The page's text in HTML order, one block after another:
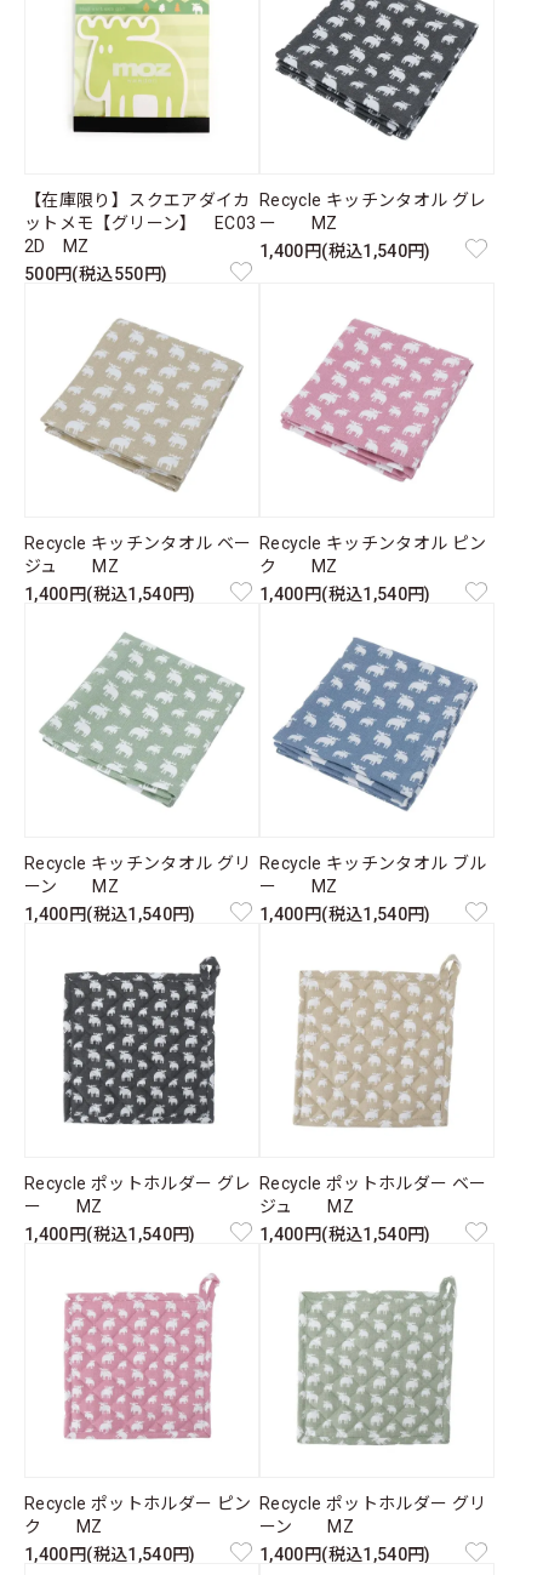
【在庫限り】スクエアダイカ
ットメモ【グリーン】 EC03
2D MZ
500円(税込550円)
Recycle キッチンタオル グレ
ー MZ
1,400円(税込1,540円)
Recycle キッチンタオル ベー
ジュ MZ
1,400円(税込1,540円)
Recycle キッチンタオル ピン
ク MZ
1,400円(税込1,540円)
Recycle キッチンタオル グリ
ーン MZ
1,400円(税込1,540円)
Recycle キッチンタオル ブル
ー MZ
1,400円(税込1,540円)
Recycle ポットホルダー グレ
ー MZ
1,400円(税込1,540円)
Recycle ポットホルダー ベー
ジュ MZ
1,400円(税込1,540円)
Recycle ポットホルダー ピン
ク MZ
1,400円(税込1,540円)
Recycle ポットホルダー グリ
ーン MZ
1,400円(税込1,540円)